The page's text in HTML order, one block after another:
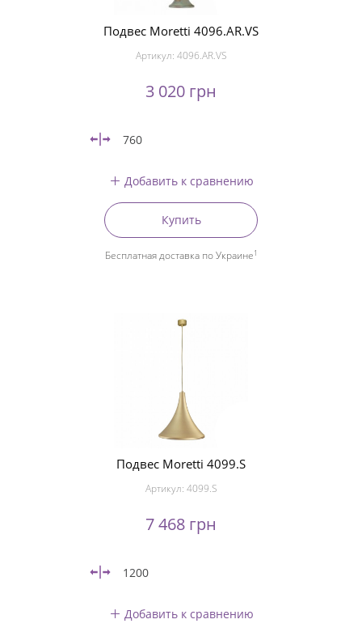
Подвес Moretti 4096.AR.VS
Артикул: 4096.AR.VS
3 020 грн
760
Добавить к сравнению
Купить
Бесплатная доставка по Украине1
Подвес Moretti 4099.S
Артикул: 4099.S
7 468 грн
1200
Добавить к сравнению